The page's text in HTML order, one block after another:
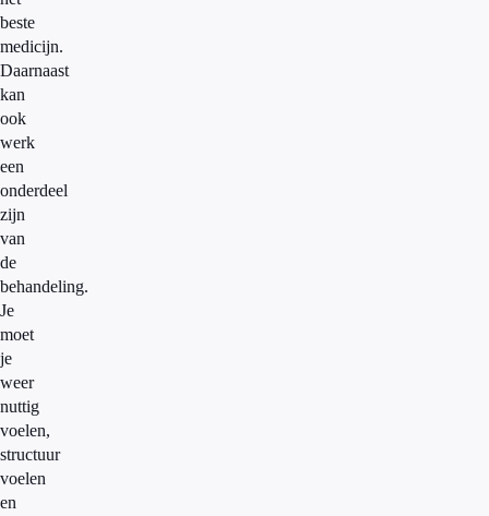
beste
medicijn.
Daarnaast
kan
ook
werk
een
onderdeel
zijn
van
de
behandeling.
Je
moet
je
weer
nuttig
voelen,
structuur
voelen
en